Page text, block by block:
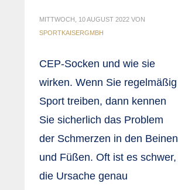
MITTWOCH, 10 AUGUST 2022 VON
SPORTKAISERGMBH
CEP-Socken und wie sie
wirken. Wenn Sie regelmäßig
Sport treiben, dann kennen
Sie sicherlich das Problem
der Schmerzen in den Beinen
und Füßen. Oft ist es schwer,
die Ursache genau